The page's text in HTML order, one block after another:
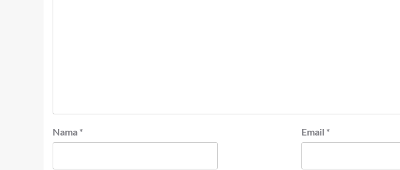
Nama * Email *